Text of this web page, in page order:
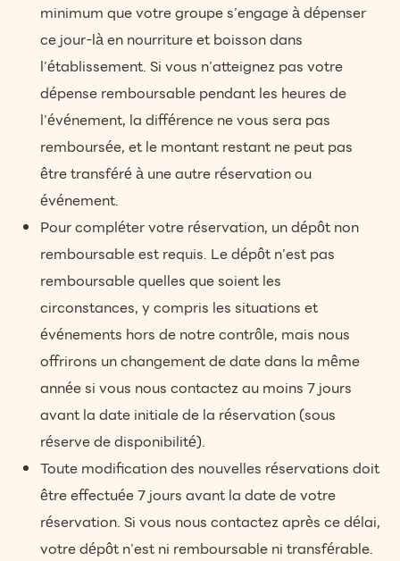
minimum que votre groupe s’engage à dépenser
ce jour-là en nourriture et boisson dans
l’établissement. Si vous n’atteignez pas votre
dépense remboursable pendant les heures de
l’événement, la différence ne vous sera pas
remboursée, et le montant restant ne peut pas
être transféré à une autre réservation ou
événement.
Pour compléter votre réservation, un dépôt non
remboursable est requis. Le dépôt n’est pas
remboursable quelles que soient les
circonstances, y compris les situations et
événements hors de notre contrôle, mais nous
offrirons un changement de date dans la même
année si vous nous contactez au moins 7 jours
avant la date initiale de la réservation (sous
réserve de disponibilité).
Toute modification des nouvelles réservations doit
être effectuée 7 jours avant la date de votre
réservation. Si vous nous contactez après ce délai,
votre dépôt n’est ni remboursable ni transférable.